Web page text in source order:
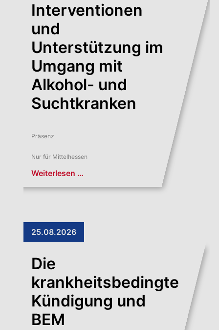
Interventionen
und
Unterstützung im
Umgang mit
Alkohol- und
Suchtkranken
Präsenz
Nur für Mittelhessen
Weiterlesen …
25.08.2026
Die
krankheitsbedingte
Kündigung und
BEM